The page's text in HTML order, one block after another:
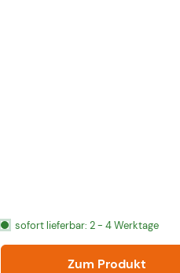
sofort lieferbar: 2 - 4 Werktage
Zum Produkt